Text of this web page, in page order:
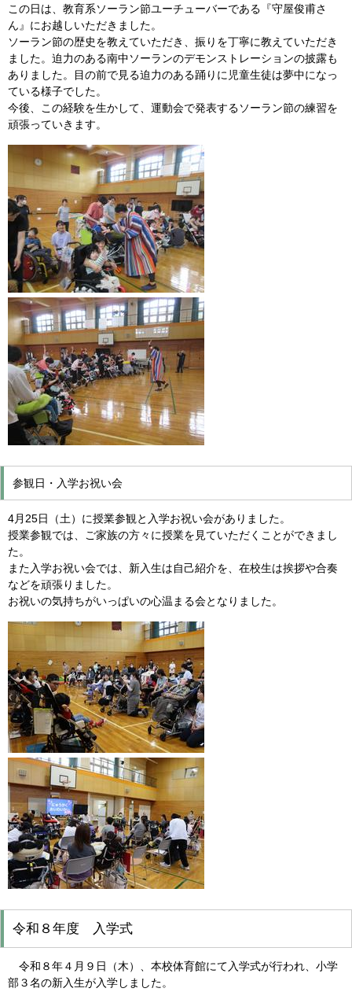
この日は、教育系ソーラン節ユーチューバーである『守屋俊甫さ
ん』にお越しいただきました。
ソーラン節の歴史を教えていただき、振りを丁寧に教えていただき
ました。迫力のある南中ソーランのデモンストレーションの披露も
ありました。目の前で見る迫力のある踊りに児童生徒は夢中になっ
ている様子でした。
今後、この経験を生かして、運動会で発表するソーラン節の練習を
頑張っていきます。
参観日・入学お祝い会
4月25日（土）に授業参観と入学お祝い会がありました。
授業参観では、ご家族の方々に授業を見ていただくことができまし
た。
また入学お祝い会では、新入生は自己紹介を、在校生は挨拶や合奏
などを頑張りました。
お祝いの気持ちがいっぱいの心温まる会となりました。
令和８年度 入学式
令和８年４月９日（木）、本校体育館にて入学式が行われ、小学
部３名の新入生が入学しました。